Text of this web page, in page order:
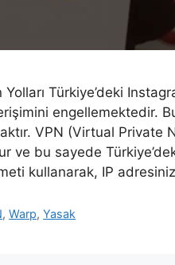
Türkiye’deki
engellemektedir.
VPN (Virtual
bu sayede
kullanarak, IP
,Warp,Yasak